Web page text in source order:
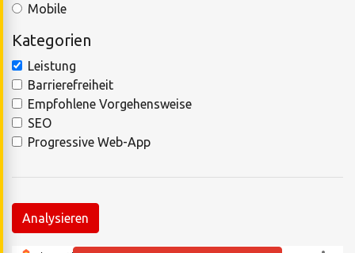
Mobile
Kategorien
Leistung
Barrierefreiheit
Empfohlene Vorgehensweise
SEO
Progressive Web-App
Analysieren